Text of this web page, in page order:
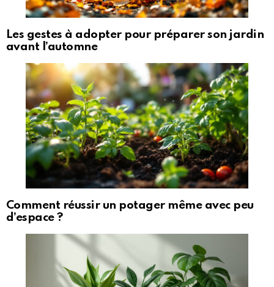
Les gestes à adopter pour préparer son jardin
avant l’automne
Comment réussir un potager même avec peu
d’espace ?